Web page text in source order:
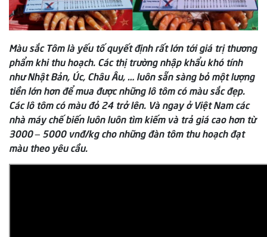
Màu sắc Tôm là yếu tố quyết định rất lớn tới giá trị thương
phẩm khi thu hoạch. Các thị trường nhập khẩu khó tính
như Nhật Bản, Úc, Châu Âu, … luôn sẵn sàng bỏ một lượng
tiền lớn hơn để mua được những lô tôm có màu sắc đẹp.
Các lô tôm có màu đỏ 24 trở lên. Và ngay ở Việt Nam các
nhà máy chế biến luôn luôn tìm kiếm và trả giá cao hơn từ
3000 – 5000 vnđ/kg cho những đàn tôm thu hoạch đạt
màu theo yêu cầu.